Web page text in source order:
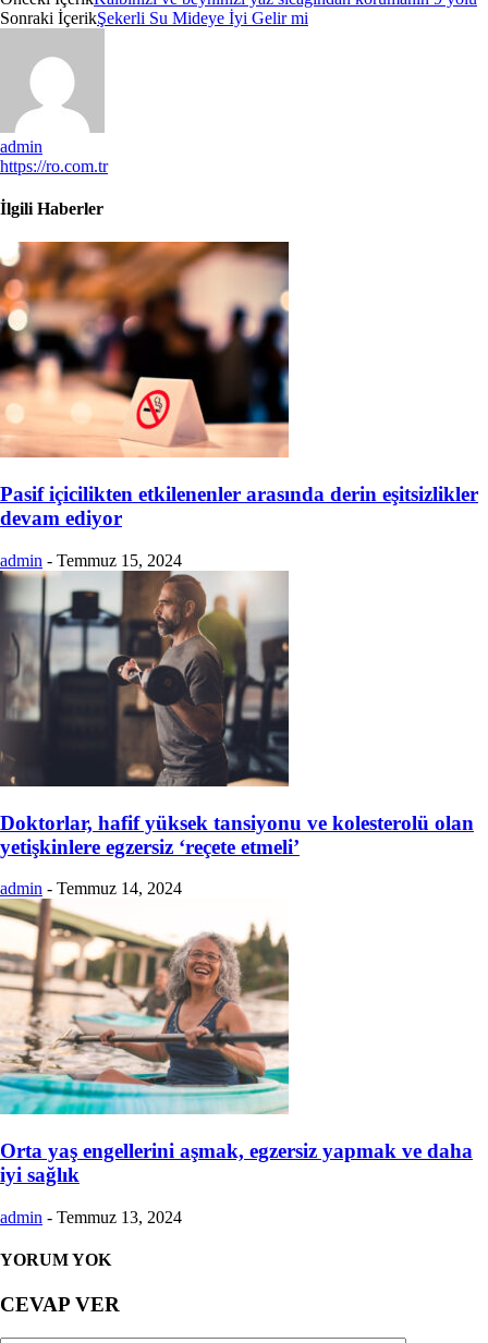
Sonraki İçerikŞekerli Su Mideye İyi Gelir mi
admin
https://ro.com.tr
İlgili Haberler
Pasif içicilikten etkilenenler arasında derin eşitsizlikler
devam ediyor
admin - Temmuz 15, 2024
Doktorlar, hafif yüksek tansiyonu ve kolesterolü olan
yetişkinlere egzersiz ‘reçete etmeli’
admin - Temmuz 14, 2024
Orta yaş engellerini aşmak, egzersiz yapmak ve daha
iyi sağlık
admin - Temmuz 13, 2024
YORUM YOK
CEVAP VER